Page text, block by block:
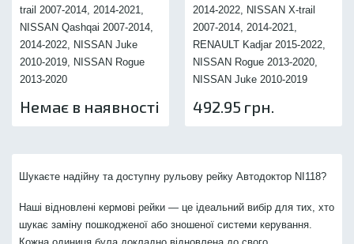
trail 2007-2014, 2014-2021,
NISSAN Qashqai 2007-2014,
2014-2022, NISSAN Juke
2010-2019, NISSAN Rogue
2013-2020
Немає в наявності
2014-2022, NISSAN X-trail
2007-2014, 2014-2021,
RENAULT Kadjar 2015-2022,
NISSAN Rogue 2013-2020,
NISSAN Juke 2010-2019
492.95 грн.
Шукаєте надійну та доступну рульову рейку Автодоктор NI118?
Наші відновлені кермові рейки — це ідеальний вибір для тих, хто
шукає заміну пошкодженої або зношеної системи керування.